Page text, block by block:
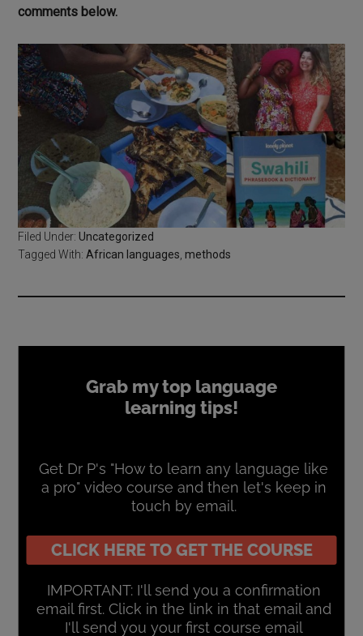
comments below.
Filed Under:Uncategorized
Tagged With: African languages ,methods